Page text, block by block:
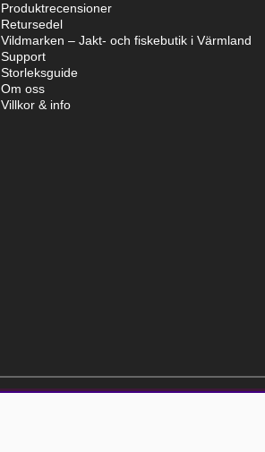
Produktrecensioner
Retursedel
Vildmarken – Jakt- och fiskebutik i Värmland
Support
Storleksguide
Om oss
Villkor & info